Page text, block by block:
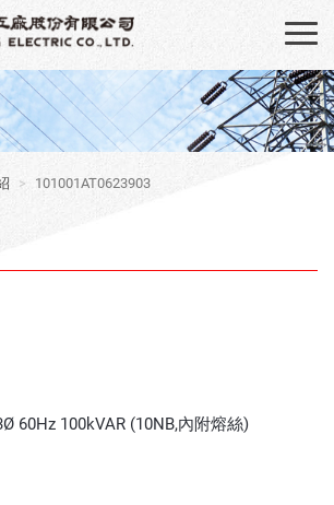
101001AT0623903
60Hz 100kVAR (10NB,內附熔絲)